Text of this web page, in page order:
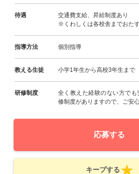
待遇
交通費支給、昇給制度あり
※くわしくは各校舎までおた
指導方法 個別指導
教える生徒 小学1年生から高校3年生まで
研修制度
全く教えた経験のない方で
修制度がありますので、ご安
応募する
キープする